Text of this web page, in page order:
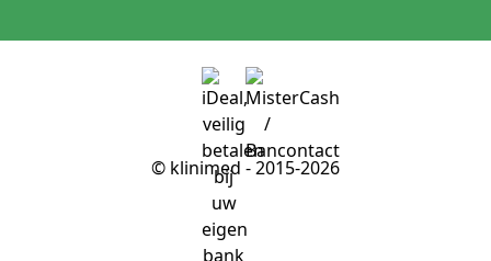
© klinimed - 2015-2026